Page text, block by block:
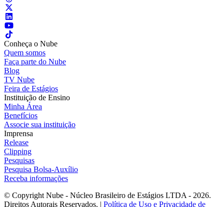
Conheça o Nube
Quem somos
Faça parte do Nube
Blog
TV Nube
Feira de Estágios
Instituição de Ensino
Minha Área
Benefícios
Associe sua instituição
Imprensa
Release
Clipping
Pesquisas
Pesquisa Bolsa-Auxílio
Receba informações
© Copyright Nube - Núcleo Brasileiro de Estágios LTDA - 2026.
Direitos Autorais Reservados. | Política de Uso e Privacidade de